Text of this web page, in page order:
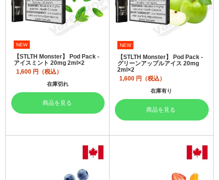
NEW
【STLTH Monster】 Pod Pack -
アイスミント 20mg 2ml×2
1,600 円（税込）
在庫切れ
商品を見る
NEW
【STLTH Monster】 Pod Pack -
グリーンアップルアイス 20mg
2ml×2
1,600 円（税込）
在庫有り
商品を見る